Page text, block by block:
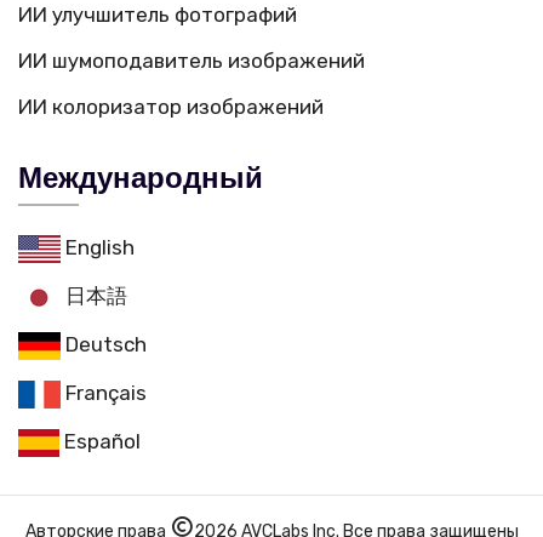
ИИ улучшитель фотографий
ИИ шумоподавитель изображений
ИИ колоризатор изображений
Международный
English
日本語
Deutsch
Français
Español
Авторские права 2026 AVCLabs Inc. Все права защищены